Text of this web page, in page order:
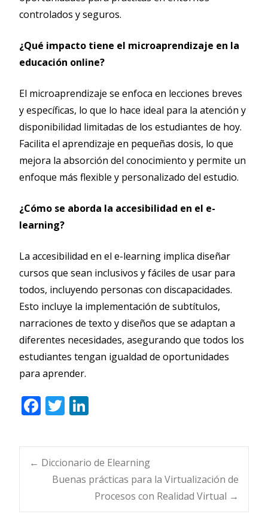
controlados y seguros.
¿Qué impacto tiene el microaprendizaje en la
educación online?
El microaprendizaje se enfoca en lecciones breves
y específicas, lo que lo hace ideal para la atención y
disponibilidad limitadas de los estudiantes de hoy.
Facilita el aprendizaje en pequeñas dosis, lo que
mejora la absorción del conocimiento y permite un
enfoque más flexible y personalizado del estudio.
¿Cómo se aborda la accesibilidad en el e-
learning?
La accesibilidad en el e-learning implica diseñar
cursos que sean inclusivos y fáciles de usar para
todos, incluyendo personas con discapacidades.
Esto incluye la implementación de subtítulos,
narraciones de texto y diseños que se adaptan a
diferentes necesidades, asegurando que todos los
estudiantes tengan igualdad de oportunidades
para aprender.
F
e
b
T
itt
er
k
e
dI
n
Navegación
de
← Diccionario de Elearning
Buenas prácticas para la Virtualización de
Procesos con Realidad Virtual →